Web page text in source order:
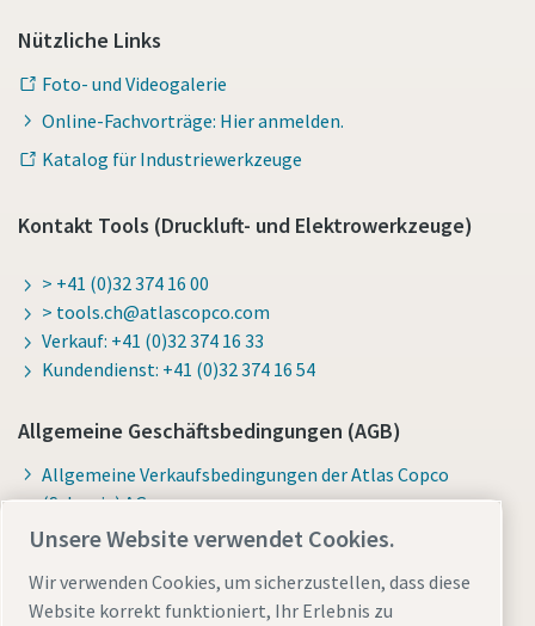
Nützliche Links
Foto- und Videogalerie
Online-Fachvorträge: Hier anmelden.
Katalog für Industriewerkzeuge
Kontakt Tools (Druckluft- und Elektrowerkzeuge)
> +41 (0)32 374 16 00
> tools.ch@atlascopco.com
Verkauf: +41 (0)32 374 16 33
Kundendienst: +41 (0)32 374 16 54
Allgemeine Geschäftsbedingungen (AGB)
Allgemeine Verkaufsbedingungen der Atlas Copco
(Schweiz) AG
Unsere Website verwendet Cookies.
Wir verwenden Cookies, um sicherzustellen, dass diese
Website korrekt funktioniert, Ihr Erlebnis zu